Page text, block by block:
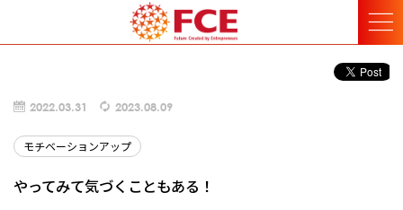
2022.03.31 2023.08.09
モチベーションアップ
やってみて気づくこともある！